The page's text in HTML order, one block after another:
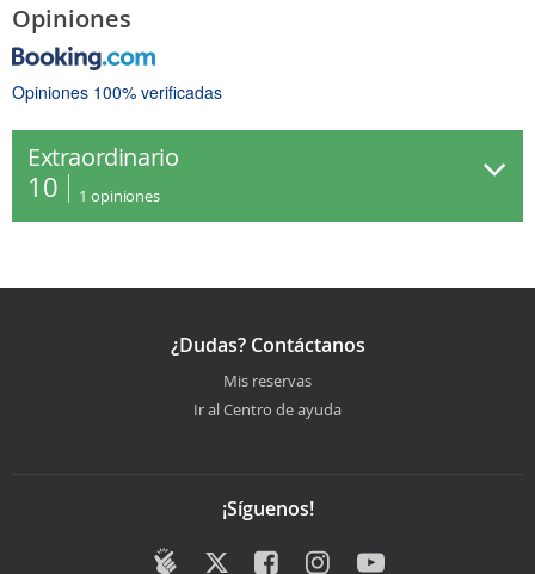
Opiniones
Opiniones 100% verificadas
Extraordinario
10 1 opiniones
¿Dudas? Contáctanos
Mis reservas
Ir al Centro de ayuda
¡Síguenos!